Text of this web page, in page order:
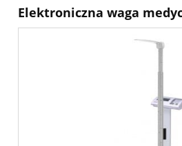
Elektroniczna waga